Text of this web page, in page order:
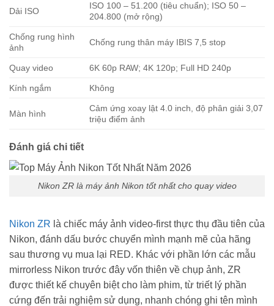
Dải ISO
ISO 100 – 51.200 (tiêu chuẩn); ISO 50 –
204.800 (mở rộng)
Chống rung hình
ảnh
Chống rung thân máy IBIS 7,5 stop
Quay video 6K 60p RAW; 4K 120p; Full HD 240p
Kính ngắm Không
Màn hình
Cảm ứng xoay lật 4.0 inch, độ phân giải 3,07
triệu điểm ảnh
Đánh giá chi tiết
Nikon ZR là máy ảnh Nikon tốt nhất cho quay video
Nikon ZR là chiếc máy ảnh video-first thực thụ đầu tiên của
Nikon, đánh dấu bước chuyển mình mạnh mẽ của hãng
sau thương vụ mua lại RED. Khác với phần lớn các mẫu
mirrorless Nikon trước đây vốn thiên về chụp ảnh, ZR
được thiết kế chuyên biệt cho làm phim, từ triết lý phần
cứng đến trải nghiệm sử dụng, nhanh chóng ghi tên mình